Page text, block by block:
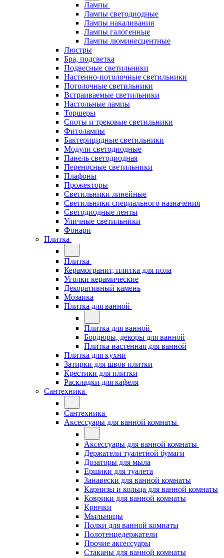
Лампы
Лампы светодиодные
Лампы накаливания
Лампы галогенные
Лампы люминесцентные
Люстры
Бра, подсветка
Подвесные светильники
Настенно-потолочные светильники
Потолочные светильники
Встраиваемые светильники
Настольные лампы
Торшеры
Споты и трековые светильники
Фитолампы
Бактерицидные светильники
Модули светодиодные
Панель светодиодная
Переносные светильники
Плафоны
Прожекторы
Светильники линейные
Светильники специального назначения
Светодиодные ленты
Уличные светильники
Фонари
Плитка
Плитка
Керамогранит, плитка для пола
Уголки керамические
Декоративный камень
Мозаика
Плитка для ванной
Плитка для ванной
Бордюры, декоры для ванной
Плитка настенная для ванной
Плитка для кухни
Затирки для швов плитки
Крестики для плитки
Раскладки для кафеля
Сантехника
Сантехника
Аксессуары для ванной комнаты
Аксессуары для ванной комнаты
Держатели туалетной бумаги
Дозаторы для мыла
Ершики для туалета
Занавески для ванной комнаты
Карнизы и кольца для ванной комнаты
Коврики для ванной комнаты
Крючки
Мыльницы
Полки для ванной комнаты
Полотенцедержатели
Прочие аксессуары
Стаканы для ванной комнаты